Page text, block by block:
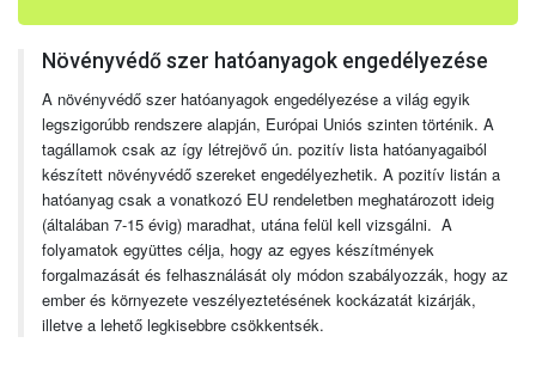
Növényvédő szer hatóanyagok engedélyezése
A növényvédő szer hatóanyagok engedélyezése a világ egyik
legszigorúbb rendszere alapján, Európai Uniós szinten történik. A
tagállamok csak az így létrejövő ún. pozitív lista hatóanyagaiból
készített növényvédő szereket engedélyezhetik. A pozitív listán a
hatóanyag csak a vonatkozó EU rendeletben meghatározott ideig
(általában 7-15 évig) maradhat, utána felül kell vizsgálni. A
folyamatok együttes célja, hogy az egyes készítmények
forgalmazását és felhasználását oly módon szabályozzák, hogy az
ember és környezete veszélyeztetésének kockázatát kizárják,
illetve a lehető legkisebbre csökkentsék.